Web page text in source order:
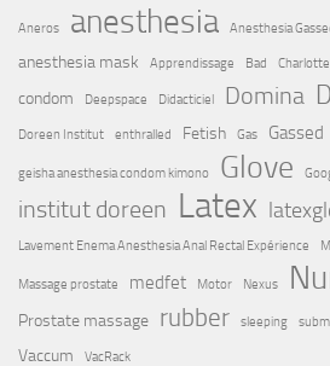
Aneros anesthesia Anesthesia
anesthesia mask Apprendissage Bad Charlotte
condom Deepspace Didacticiel Domina
Doreen Institut enthralled Fetish Gas Gassed
geisha anesthesia condom kimono Glove
institut doreen Latex
Lavement Enema Anesthesia Anal Rectal Expérience
Massage prostate medfet Motor Nexus
Prostate massage rubber sleeping
Vaccum
VacRack